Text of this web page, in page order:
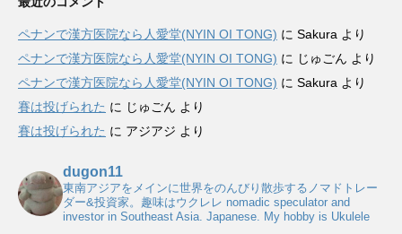
ペナンで漢方医院なら人愛堂(NYIN OI TONG) に Sakura より
ペナンで漢方医院なら人愛堂(NYIN OI TONG) に じゅごん より
ペナンで漢方医院なら人愛堂(NYIN OI TONG) に Sakura より
賽は投げられた に じゅごん より
賽は投げられた に アジアジ より
dugon11
東南アジアをメインに世界をのんびり散歩するノマドトレー
ダー&投資家。趣味はウクレレ nomadic speculator and
investor in Southeast Asia. Japanese. My hobby is Ukulele